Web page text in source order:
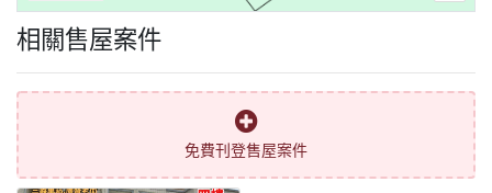
相關售屋案件
免費刊登售屋案件